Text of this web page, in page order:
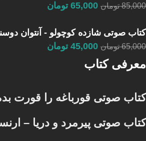
85,000 تومان 65,000 تومان
کتاب صوتی شازده کوچولو - آنتوان
65,000 تومان 45,000 تومان
معرفی کتاب
کتاب صوتی قورباغه را قورت
کتاب صوتی پیرمرد و دریا –